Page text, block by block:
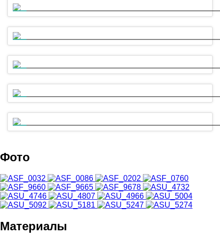
Сессия 3. Социальные финансы: от благотворительности до
Сессия 4. Инвестиции со смыслом. Как я стал импакт-инвестором?
Питчинг выпускников программы «Навстречу импакт-
Cоветник директора по развитию Фонда «Наше будущее» Роман
Президент Segezha Group Михаил Шамолин для форума
Фото
Материалы